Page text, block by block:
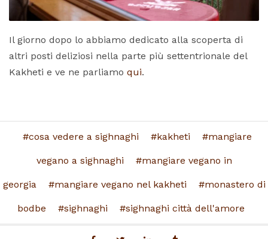
Il giorno dopo lo abbiamo dedicato alla scoperta di
altri posti deliziosi nella parte più settentrionale del
Kakheti e ve ne parliamo qui.
cosa vedere a sighnaghi kakheti mangiare
vegano a sighnaghi mangiare vegano in
georgia mangiare vegano nel kakheti monastero di
bodbe sighnaghi sighnaghi città dell'amore